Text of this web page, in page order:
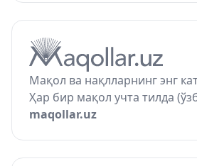
Мақол ва нақлларнинг энг
Ҳар бир мақол учта тилда
maqollar.uz